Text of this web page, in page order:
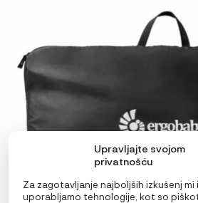
Upravljajte svojom
privatnošću
Za zagotavljanje najboljših izkušenj mi
uporabljamo tehnologije, kot so